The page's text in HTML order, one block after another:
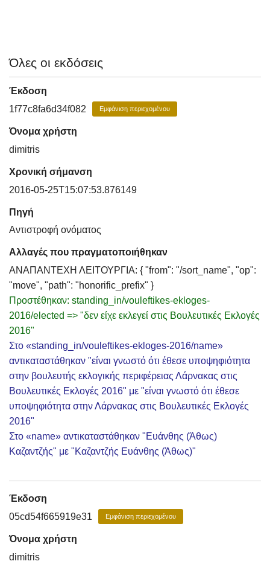
Όλες οι εκδόσεις
Έκδοση
1f77c8fa6d34f082
Εμφάνιση περιεχομένου
Όνομα χρήστη
dimitris
Χρονική σήμανση
2016-05-25T15:07:53.876149
Πηγή
Αντιστροφή ονόματος
Αλλαγές που πραγματοποιήθηκαν
ΑΝΑΠΑΝΤΕΧΗ ΛΕΙΤΟΥΡΓΙΑ: { "from": "/sort_name", "op":
"move", "path": "honorific_prefix" }
Προστέθηκαν: standing_in/vouleftikes-ekloges-
2016/elected => "δεν είχε εκλεγεί στις Βουλευτικές Εκλογές
2016"
Στο «standing_in/vouleftikes-ekloges-2016/name»
αντικαταστάθηκαν "είναι γνωστό ότι έθεσε υποψηφιότητα
στην βουλευτής εκλογικής περιφέρειας Λάρνακας στις
Βουλευτικές Εκλογές 2016" με "είναι γνωστό ότι έθεσε
υποψηφιότητα στην Λάρνακας στις Βουλευτικές Εκλογές
2016"
Στο «name» αντικαταστάθηκαν "Ευάνθης (Άθως)
Καζαντζής" με "Καζαντζής Ευάνθης (Άθως)"
Έκδοση
05cd54f665919e31
Εμφάνιση περιεχομένου
Όνομα χρήστη
dimitris